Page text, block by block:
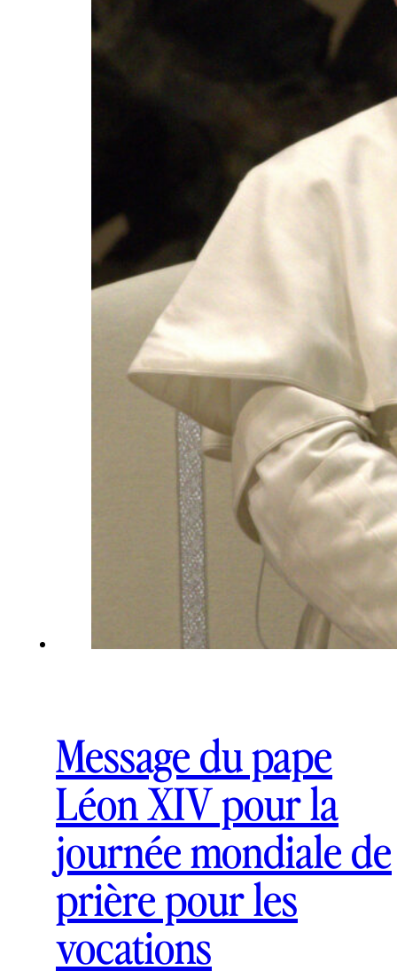
Message du pape
Léon XIV pour la
journée mondiale de
prière pour les
vocations